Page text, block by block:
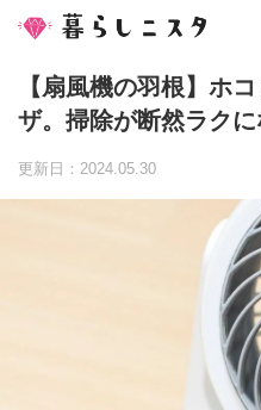
【扇風機の羽根】ホ
ザ。掃除が断然ラク
更新日：2024.05.30